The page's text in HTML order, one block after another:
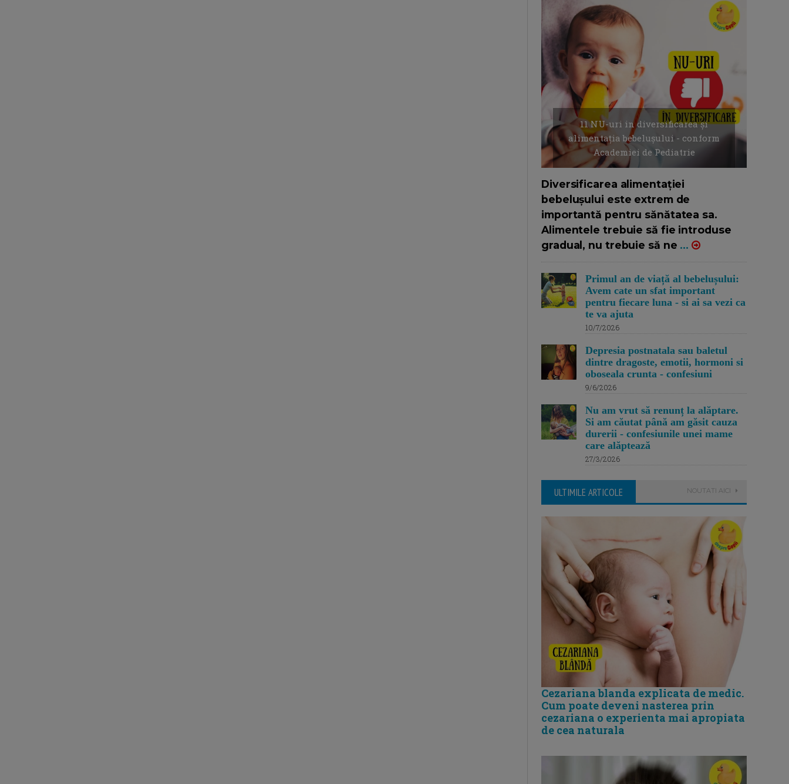
11 NU-uri in diversificarea și
alimentația bebelușului - conform
Academiei de Pediatrie
Diversificarea alimentației
bebelușului este extrem de
importantă pentru sănătatea sa.
Alimentele trebuie să fie introduse
gradual, nu trebuie să ne ...
Primul an de viață al bebelușului:
Avem cate un sfat important
pentru fiecare luna - si ai sa vezi ca
te va ajuta
10/7/2026
Depresia postnatala sau baletul
dintre dragoste, emotii, hormoni si
oboseala crunta - confesiuni
9/6/2026
Nu am vrut să renunț la alăptare.
Si am căutat până am găsit cauza
durerii - confesiunile unei mame
care alăptează
27/3/2026
ULTIMILE ARTICOLE NOUTATI AICI
Cezariana blanda explicata de medic.
Cum poate deveni nasterea prin
cezariana o experienta mai apropiata
de cea naturala